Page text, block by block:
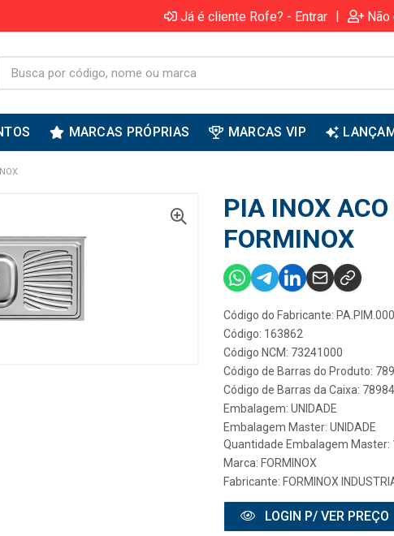
Já é cliente Rofe? - Entrar | Não
MARCAS PRÓPRIAS MARCAS VIP
PIA INOX
FORMINOX
Código do Fabricante:
Código: 163862
Código NCM: 73241000
Código de Barras do Produto:
Código de Barras da Caixa:
Embalagem: UNIDADE
Embalagem Master: UNIDADE
Quantidade Embalagem Master:
Marca: FORMINOX
Fabricante: FORMINOX
LOGIN P/ VER PREÇO